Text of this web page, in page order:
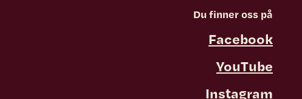
Du finner oss på
Facebook
YouTube
Instagram